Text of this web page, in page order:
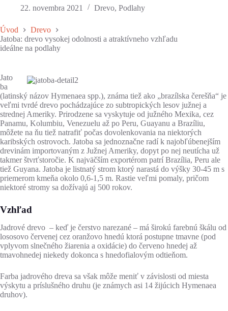
22. novembra 2021 Drevo, Podlahy
Úvod
Drevo
Jatoba: drevo vysokej odolnosti a atraktívneho vzhľadu
ideálne na podlahy
Jato
ba
(latinský názov Hymenaea spp.), známa tiež ako „brazílska čerešňa“ je
veľmi tvrdé drevo pochádzajúce zo subtropických lesov južnej a
strednej Ameriky. Prirodzene sa vyskytuje od južného Mexika, cez
Panamu, Kolumbiu, Venezuelu až po Peru, Guayanu a Brazíliu,
môžete na ňu tiež natrafiť počas dovolenkovania na niektorých
karibských ostrovoch. Jatoba sa jednoznačne radí k najobľúbenejším
drevinám importovaným z Južnej Ameriky, dopyt po nej neutícha už
takmer štvrťstoročie. K najväčším exportérom patrí Brazília, Peru ale
tiež Guyana. Jatoba je listnatý strom ktorý narastá do výšky 30-45 m s
priemerom kmeňa okolo 0,6-1,5 m. Rastie veľmi pomaly, pričom
niektoré stromy sa dožívajú aj 500 rokov.
Vzhľad
Jadrové drevo – keď je čerstvo narezané – má širokú farebnú škálu od
lososovo červenej cez oranžovo hnedú ktorá postupne tmavne (pod
vplyvom slnečného žiarenia a oxidácie) do červeno hnedej až
tmavohnedej niekedy dokonca s hnedofialovým odtieňom.
Farba jadrového dreva sa však môže meniť v závislosti od miesta
výskytu a príslušného druhu (je známych asi 14 žijúcich Hymenaea
druhov).